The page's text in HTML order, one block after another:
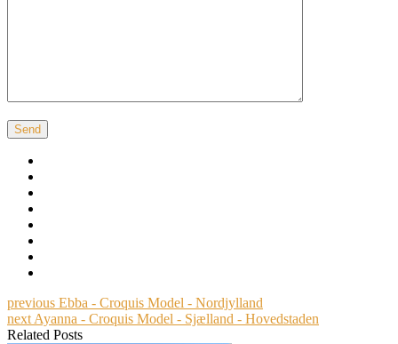
previous Ebba - Croquis Model - Nordjylland
next Ayanna - Croquis Model - Sjælland - Hovedstaden
Related Posts